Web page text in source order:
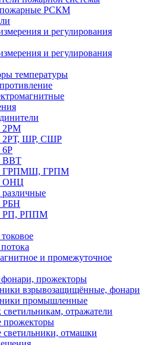
РСКМ
и регулирования
и регулирования
температуры
2РМ
2РТ, ШР, СШР
6Р
ВВТ
ГРПМШ, ГРПМ
ОНЦ
РБН
РП, РППМ
и промежуточное
прожекторы
взрывозащищённые, фонари
промышленные
светильникам, отражатели
прожекторы
светильники, отмашки